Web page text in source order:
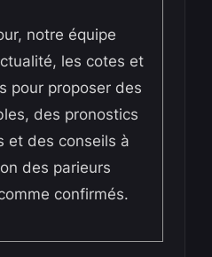
notre équipe
les cotes et
pour proposer des
des pronostics
et des conseils à
des parieurs
confirmés.